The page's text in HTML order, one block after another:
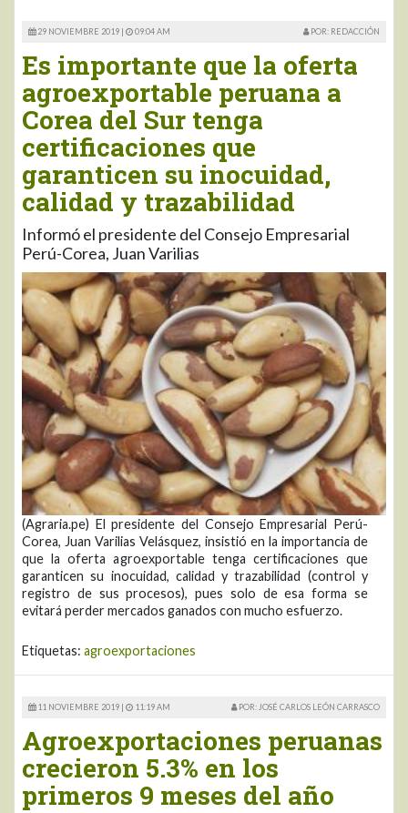
29 NOVIEMBRE 2019 | 09:04 AM POR: REDACCIÓN
Es importante que la oferta
agroexportable peruana a
Corea del Sur tenga
certificaciones que
garanticen su inocuidad,
calidad y trazabilidad
Informó el presidente del Consejo Empresarial
Perú-Corea, Juan Varilias
(Agraria.pe) El presidente del Consejo Empresarial Perú-
Corea, Juan Varilias Velásquez, insistió en la importancia de
que la oferta agroexportable tenga certificaciones que
garanticen su inocuidad, calidad y trazabilidad (control y
registro de sus procesos), pues solo de esa forma se
evitará perder mercados ganados con mucho esfuerzo.
Etiquetas: agroexportaciones
11 NOVIEMBRE 2019 | 11:19 AM POR: JOSÉ CARLOS LEÓN CARRASCO
Agroexportaciones peruanas
crecieron 5.3% en los
primeros 9 meses del año